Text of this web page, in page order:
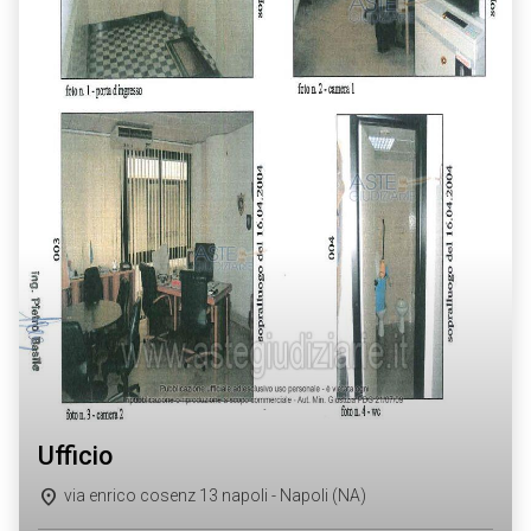
ufficio
via enrico cosenz 13 napoli - Napoli (NA)